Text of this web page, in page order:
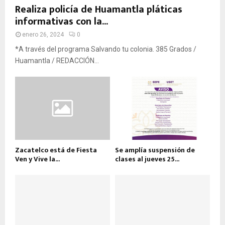
Realiza policía de Huamantla pláticas
informativas con la...
enero 26, 2024 0
*A través del programa Salvando tu colonia. 385 Grados /
Huamantla / REDACCIÓN...
Zacatelco está de Fiesta
Ven y Vive la...
Se amplía suspensión de
clases al jueves 25...